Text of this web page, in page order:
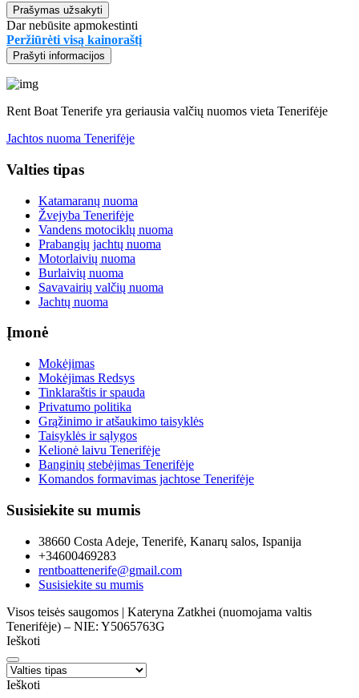
Prašymas užsakyti
Dar nebūsite apmokestinti
Peržiūrėti visą kainoraštį
Prašyti informacijos
Rent Boat Tenerife yra geriausia valčių nuomos vieta Tenerifėje
Jachtos nuoma Tenerifėje
Valties tipas
Katamaranų nuoma
Žvejyba Tenerifėje
Vandens motociklų nuoma
Prabangių jachtų nuoma
Motorlaivių nuoma
Burlaivių nuoma
Savavairių valčių nuoma
Jachtų nuoma
Įmonė
Mokėjimas
Mokėjimas Redsys
Tinklaraštis ir spauda
Privatumo politika
Grąžinimo ir atšaukimo taisyklės
Taisyklės ir sąlygos
Kelionė laivu Tenerifėje
Banginių stebėjimas Tenerifėje
Komandos formavimas jachtose Tenerifėje
Susisiekite su mumis
38660 Costa Adeje, Tenerifė, Kanarų salos, Ispanija
+34600469283
rentboattenerife@gmail.com
Susisiekite su mumis
Visos teisės saugomos | Kateryna Zatkhei (nuomojama valtis
Tenerifėje) – NIE: Y5065763G
Ieškoti
Ieškoti